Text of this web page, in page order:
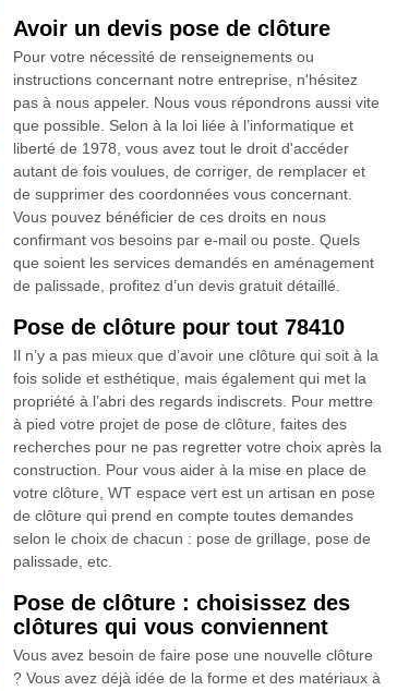
Avoir un devis pose de clôture
Pour votre nécessité de renseignements ou
instructions concernant notre entreprise, n'hésitez
pas à nous appeler. Nous vous répondrons aussi vite
que possible. Selon à la loi liée à l’informatique et
liberté de 1978, vous avez tout le droit d'accéder
autant de fois voulues, de corriger, de remplacer et
de supprimer des coordonnées vous concernant.
Vous pouvez bénéficier de ces droits en nous
confirmant vos besoins par e-mail ou poste. Quels
que soient les services demandés en aménagement
de palissade, profitez d’un devis gratuit détaillé.
Pose de clôture pour tout 78410
Il n’y a pas mieux que d’avoir une clôture qui soit à la
fois solide et esthétique, mais également qui met la
propriété à l’abri des regards indiscrets. Pour mettre
à pied votre projet de pose de clôture, faites des
recherches pour ne pas regretter votre choix après la
construction. Pour vous aider à la mise en place de
votre clôture, WT espace vert est un artisan en pose
de clôture qui prend en compte toutes demandes
selon le choix de chacun : pose de grillage, pose de
palissade, etc.
Pose de clôture : choisissez des
clôtures qui vous conviennent
Vous avez besoin de faire pose une nouvelle clôture
? Vous avez déjà idée de la forme et des matériaux à